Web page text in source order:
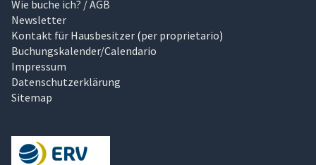
Wie buche ich? / AGB
Newsletter
Kontakt für Hausbesitzer (per proprietario)
Buchungskalender/Calendario
Impressum
Datenschutzerklärung
Sitemap